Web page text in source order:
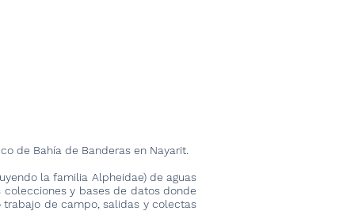
de Bahía de Banderas en Nayarit.
la familia Alpheidae) de aguas
y bases de datos donde
trabajo de campo, salidas y colectas